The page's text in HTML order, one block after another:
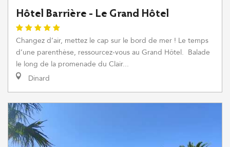
Hôtel Barrière - Le Grand Hôtel
Changez d’air, mettez le cap sur le bord de mer ! Le temps
d’une parenthèse, ressourcez-vous au Grand Hôtel. Balade
le long de la promenade du Clair...
Dinard